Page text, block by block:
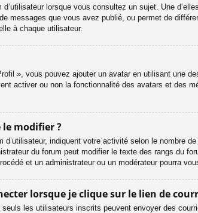
lorsque vous consultez un sujet. Une
messages que vous avez publié, ou permet de
à chaque utilisateur.
», vous pouvez ajouter un avatar en utilisant une
activer ou non la fonctionnalité des avatars et des
modifier ?
d’utilisateur, indiquent votre activité selon le
du forum peut modifier le texte des rangs du
et un administrateur ou un modérateur pourra
lorsque je clique sur le lien de
les utilisateurs inscrits peuvent envoyer des